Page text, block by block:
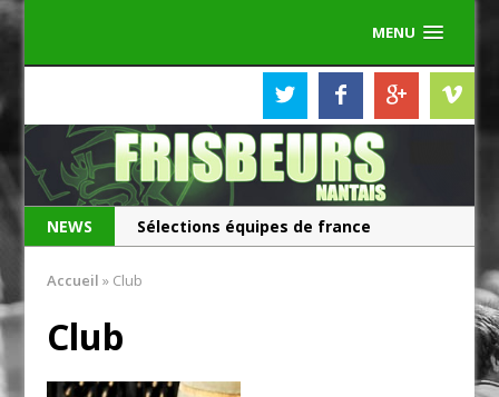
MENU
NEWS
Sélections équipes de france
Accueil » Club
Club